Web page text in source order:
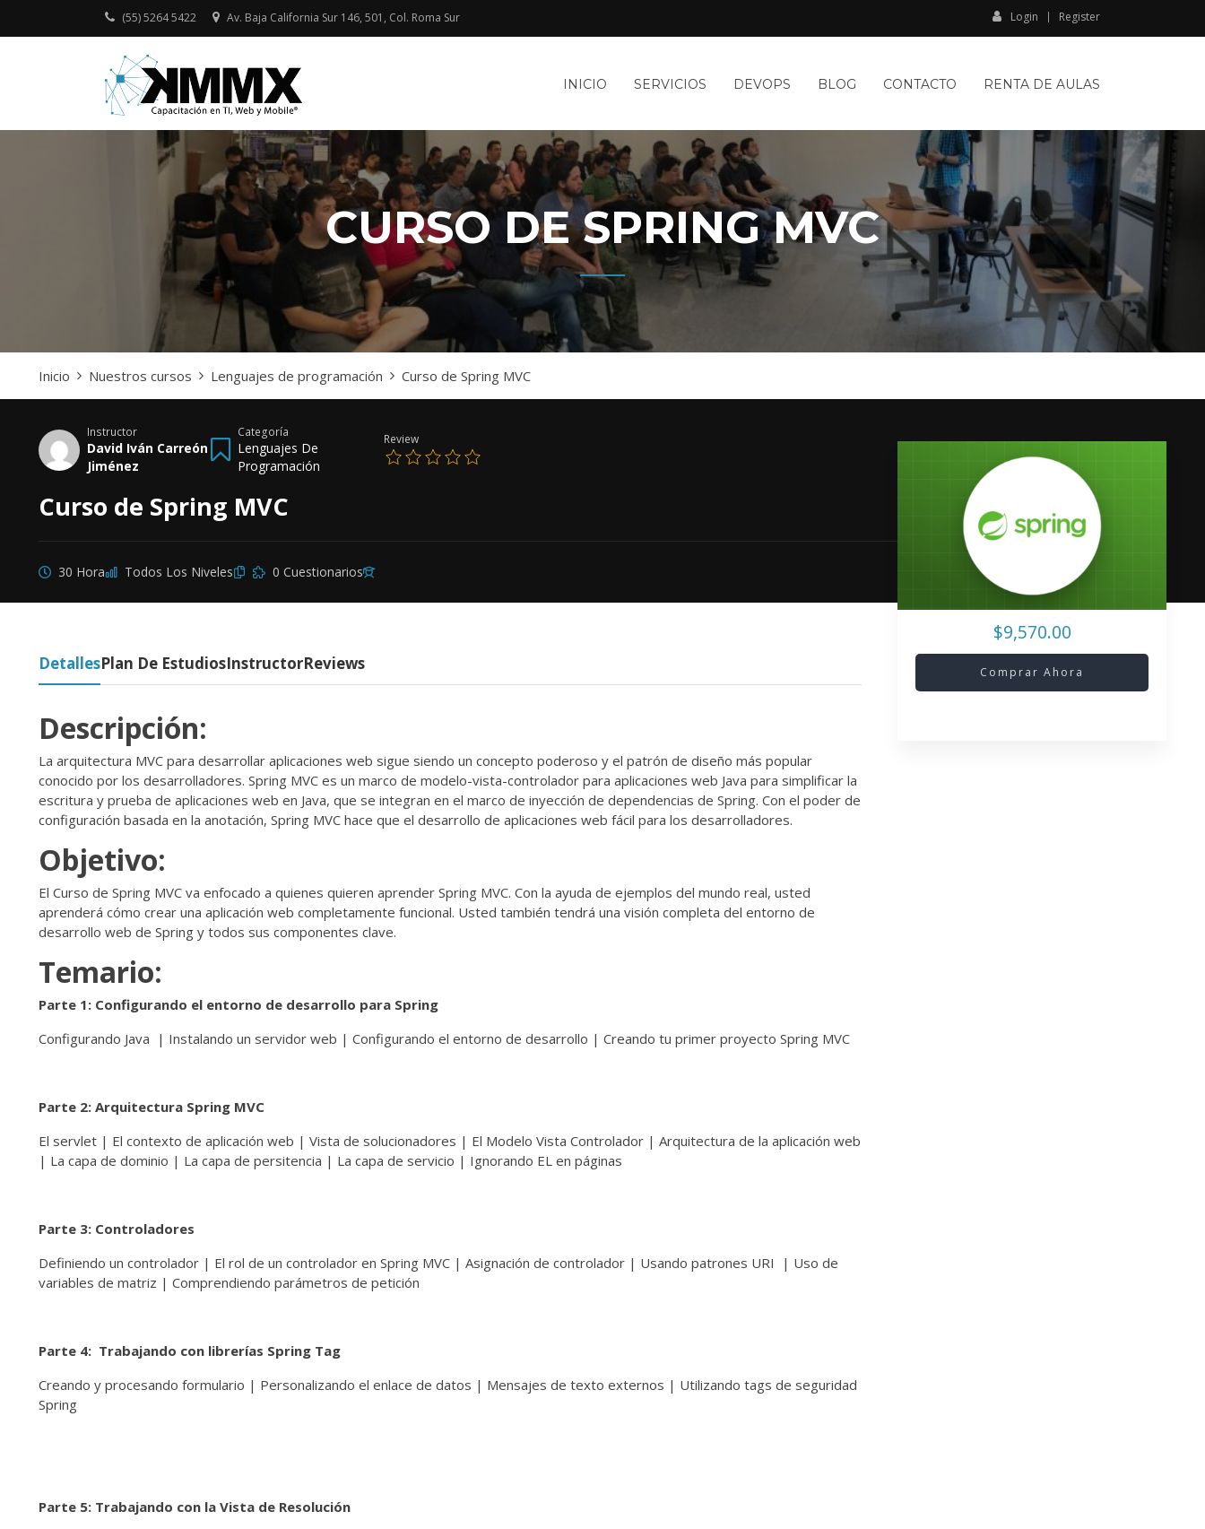
(55) 5264 5422 Av. Baja California Sur 146, 501, Col. Roma Sur​ Login Register
MOBILE
INICIO SERVICIOS DEVOPS BLOG CONTACTO RENTA DE AULAS
CURSO DE SPRING MVC
Inicio Nuestros cursos Lenguajes de programación Curso de Spring MVC
Instructor
David Iván Carreón
Jiménez
Categoría
Lenguajes De
Programación
Review
Curso de Spring MVC
30 Hora Todos Los Niveles 0 Cuestionarios
DetallesPlan De EstudiosInstructorReviews
Descripción:
La arquitectura MVC para desarrollar aplicaciones web sigue siendo un concepto poderoso y el patrón de diseño más popular
conocido por los desarrolladores. Spring MVC es un marco de modelo-vista-controlador para aplicaciones web Java para simplificar la
escritura y prueba de aplicaciones web en Java, que se integran en el marco de inyección de dependencias de Spring. Con el poder de
configuración basada en la anotación, Spring MVC hace que el desarrollo de aplicaciones web fácil para los desarrolladores.
Objetivo:
El Curso de Spring MVC va enfocado a quienes quieren aprender Spring MVC. Con la ayuda de ejemplos del mundo real, usted
aprenderá cómo crear una aplicación web completamente funcional. Usted también tendrá una visión completa del entorno de
desarrollo web de Spring y todos sus componentes clave.
Temario:
Parte 1: Configurando el entorno de desarrollo para Spring
Configurando Java | Instalando un servidor web | Configurando el entorno de desarrollo | Creando tu primer proyecto Spring MVC
Parte 2: Arquitectura Spring MVC
El servlet | El contexto de aplicación web | Vista de solucionadores | El Modelo Vista Controlador | Arquitectura de la aplicación web
| La capa de dominio | La capa de persitencia | La capa de servicio | Ignorando EL en páginas
Parte 3: Controladores
Definiendo un controlador | El rol de un controlador en Spring MVC | Asignación de controlador | Usando patrones URI | Uso de
variables de matriz | Comprendiendo parámetros de petición
Parte 4: Trabajando con librerías Spring Tag
Creando y procesando formulario | Personalizando el enlace de datos | Mensajes de texto externos | Utilizando tags de seguridad
Spring
Parte 5: Trabajando con la Vista de Resolución
$9,570.00
Comprar Ahora